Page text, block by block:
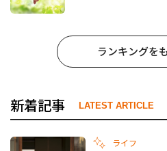
ランキングを
新着記事 LATEST ARTICLE
ライフ